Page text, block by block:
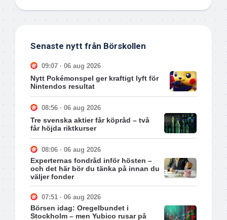
Senaste nytt från Börskollen
09:07 · 06 aug 2026
Nytt Pokémonspel ger kraftigt lyft för
Nintendos resultat
08:56 · 06 aug 2026
Tre svenska aktier får köpråd – två
får höjda riktkurser
08:06 · 06 aug 2026
Experternas fondråd inför hösten –
och det här bör du tänka på innan du
väljer fonder
07:51 · 06 aug 2026
Börsen idag: Oregelbundet i
Stockholm – men Yubico rusar på